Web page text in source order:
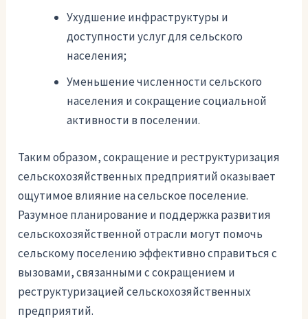
Ухудшение инфраструктуры и
доступности услуг для сельского
населения;
Уменьшение численности сельского
населения и сокращение социальной
активности в поселении.
Таким образом, сокращение и реструктуризация
сельскохозяйственных предприятий оказывает
ощутимое влияние на сельское поселение.
Разумное планирование и поддержка развития
сельскохозяйственной отрасли могут помочь
сельскому поселению эффективно справиться с
вызовами, связанными с сокращением и
реструктуризацией сельскохозяйственных
предприятий.